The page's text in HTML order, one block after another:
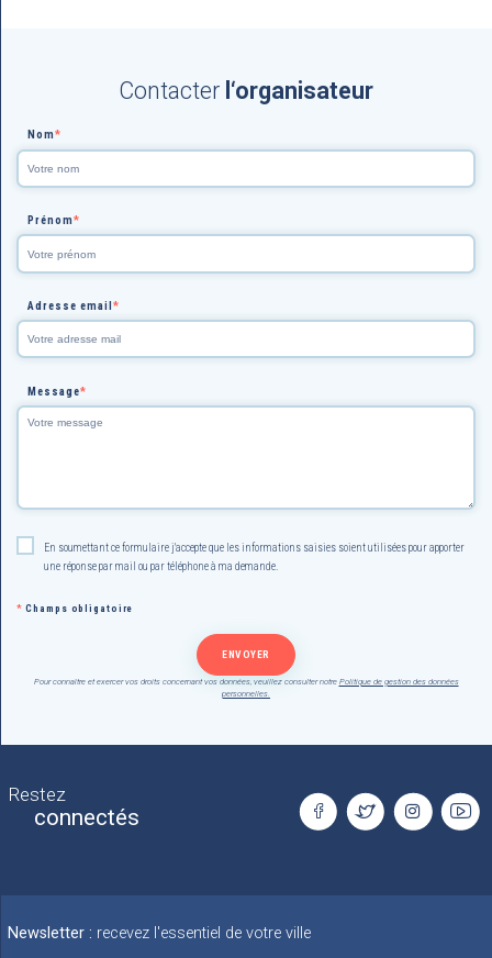
Contacter l‘organisateur
Nom*
Prénom*
Adresse email*
Message*
En soumettant ce formulaire j'accepte que les informations saisies soient utilisées pour apporter
une réponse par mail ou par téléphone à ma demande.
* Champs obligatoire
Pour connaître et exercer vos droits concernant vos données, veuillez consulter notre Politique de gestion des données
personnelles.
Restez
connectés
Newsletter : recevez l'essentiel de votre ville